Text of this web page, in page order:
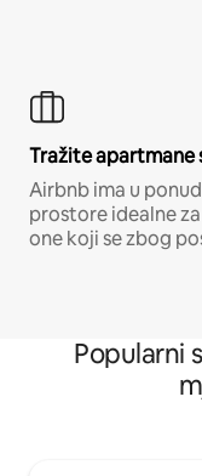
Tražite apartmane
Airbnb ima u
prostore idealne
one koji se zbog
Popularni